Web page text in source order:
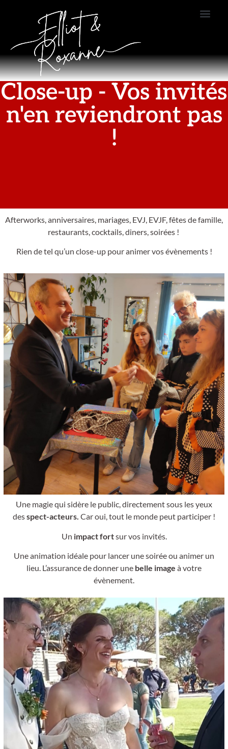
Close-up - Vos invités
n'en reviendront pas
!
Afterworks, anniversaires, mariages, EVJ, EVJF, fêtes de famille,
restaurants, cocktails, diners, soirées !
Rien de tel qu’un close-up pour animer vos évènements !
Une magie qui sidère le public, directement sous les yeux
desspect-acteurs. Car oui, tout le monde peut participer !
Un impact fortsur vos invités.
Une animation idéale pour lancer une soirée ou animer un
lieu. L’assurance de donner une belle image à votre
évènement.